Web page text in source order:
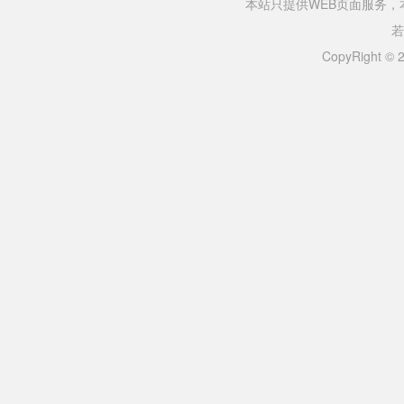
本站只提供WEB页面服务
CopyRight ©